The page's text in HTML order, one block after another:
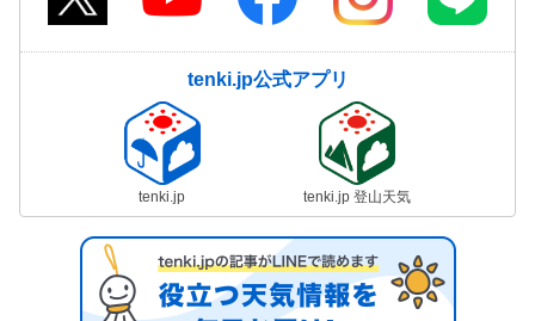
tenki.jp公式アプリ
tenki.jp tenki.jp 登山天気